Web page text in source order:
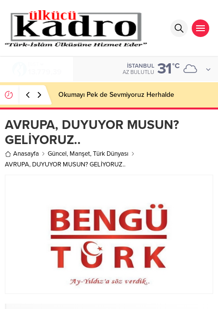
İSTANBUL
AZ BULUTLU 31°C
Okumayı Pek de Sevmiyoruz Herhalde
AVRUPA, DUYUYOR MUSUN?
GELİYORUZ..
Anasayfa Güncel, Manşet,Türk Dünyası
AVRUPA, DUYUYOR MUSUN? GELİYORUZ..